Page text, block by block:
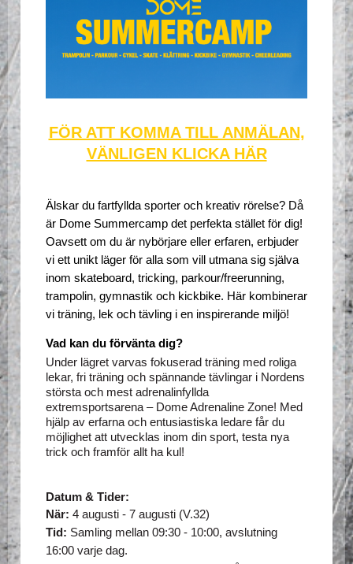
FÖR ATT KOMMA TILL ANMÄLAN,
VÄNLIGEN KLICKA HÄR
Älskar du fartfyllda sporter och kreativ rörelse? Då
är Dome Summercamp det perfekta stället för dig!
Oavsett om du är nybörjare eller erfaren, erbjuder
vi ett unikt läger för alla som vill utmana sig själva
inom skateboard, tricking, parkour/freerunning,
trampolin, gymnastik och kickbike. Här kombinerar
vi träning, lek och tävling i en inspirerande miljö!
Vad kan du förvänta dig?
Under lägret varvas fokuserad träning med roliga
lekar, fri träning och spännande tävlingar i Nordens
största och mest adrenalinfyllda
extremsportsarena – Dome Adrenaline Zone! Med
hjälp av erfarna och entusiastiska ledare får du
möjlighet att utvecklas inom din sport, testa nya
trick och framför allt ha kul!
Datum & Tider:
När: 4 augusti - 7 augusti (V.32)
Tid: Samling mellan 09:30 - 10:00, avslutning
16:00 varje dag.